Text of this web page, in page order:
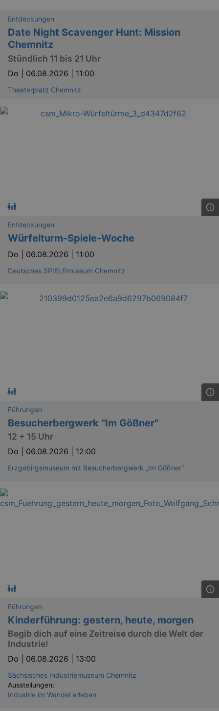
Entdeckungen
Date Night Scavenger Hunt: Mission
Chemnitz
Stündlich 11 bis 21 Uhr
Do | 06.08.2026 | 11:00
Theaterplatz Chemnitz
Entdeckungen
Würfelturm-Spiele-Woche
Do | 06.08.2026 | 11:00
Deutsches SPIELEmuseum Chemnitz
Führungen
Besucherbergwerk "Im Gößner"
12 + 15 Uhr
Do | 06.08.2026 | 12:00
Erzgebirgsmuseum mit Besucherbergwerk „Im Gößner“
Führungen
Kinderführung: gestern, heute, morgen
Begib dich auf eine Zeitreise durch die Welt der
Industrie!
Do | 06.08.2026 | 13:00
Sächsisches Industriemuseum Chemnitz
Ausstellungen:
Industrie im Wandel erleben